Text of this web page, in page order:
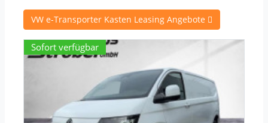
VW e-Transporter Kasten Leasing Angebote
Sofort verfügbar